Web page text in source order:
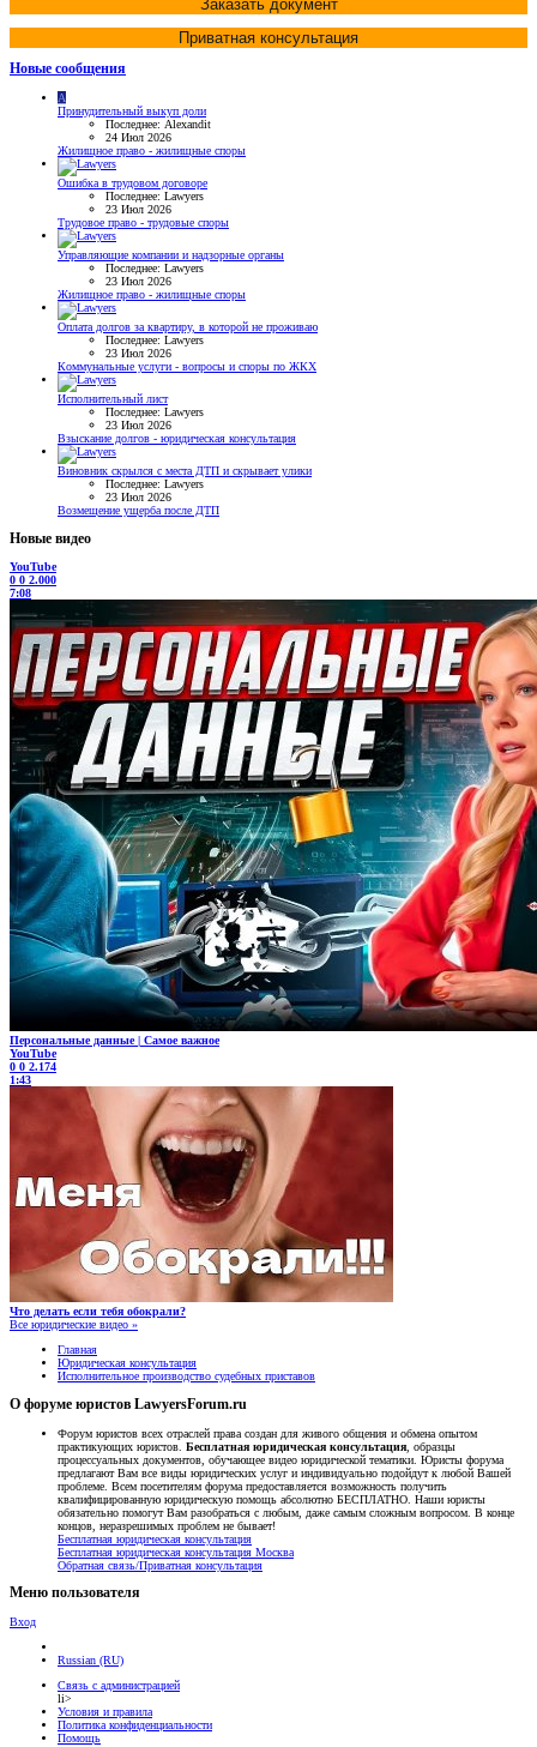
Заказать документ
Приватная консультация
Новые сообщения
A
Принудительный выкуп доли
Последнее: Alexandit
24 Июл 2026
Жилищное право - жилищные споры
Ошибка в трудовом договоре
Последнее: Lawyers
23 Июл 2026
Трудовое право - трудовые споры
Управляющие компании и надзорные органы
Последнее: Lawyers
23 Июл 2026
Жилищное право - жилищные споры
Оплата долгов за квартиру, в которой не проживаю
Последнее: Lawyers
23 Июл 2026
Коммунальные услуги - вопросы и споры по ЖКХ
Исполнительный лист
Последнее: Lawyers
23 Июл 2026
Взыскание долгов - юридическая консультация
Виновник скрылся с места ДТП и скрывает улики
Последнее: Lawyers
23 Июл 2026
Возмещение ущерба после ДТП
Новые видео
YouTube
0 0 2.000
7:08
Персональные данные | Самое важное
YouTube
0 0 2.174
1:43
Что делать если тебя обокрали?
Все юридические видео »
Главная
Юридическая консультация
Исполнительное производство судебных приставов
О форуме юристов LawyersForum.ru
Форум юристов всех отраслей права создан для живого общения и обмена опытом
практикующих юристов. Бесплатная юридическая консультация , образцы
процессуальных документов, обучающее видео юридической тематики. Юристы форума
предлагают Вам все виды юридических услуг и индивидуально подойдут к любой Вашей
проблеме. Всем посетителям форума предоставляется возможность получить
квалифицированную юридическую помощь абсолютно БЕСПЛАТНО. Наши юристы
обязательно помогут Вам разобраться с любым, даже самым сложным вопросом. В конце
концов, неразрешимых проблем не бывает!
Бесплатная юридическая консультация
Бесплатная юридическая консультация Москва
Обратная связь/Приватная консультация
Меню пользователя
Вход
Russian (RU)
Связь с администрацией
li>
Условия и правила
Политика конфиденциальности
Помощь